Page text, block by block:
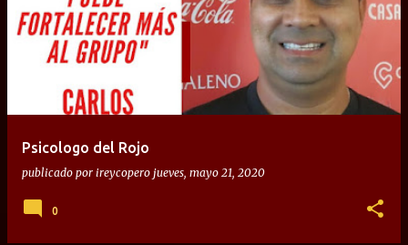
Psicologo del Rojo
publicado por ireycopero jueves, mayo 21, 2020
0